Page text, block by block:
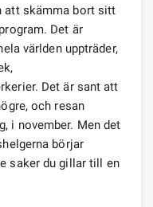
att skämma bort sitt
Det är
världen uppträder,
Det är sant att
och resan
i november. Men det
börjar
saker du gillar till en